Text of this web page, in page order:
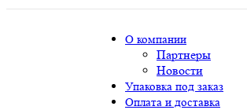
О компании
Партнеры
Новости
Упаковка под заказ
Оплата и доставка